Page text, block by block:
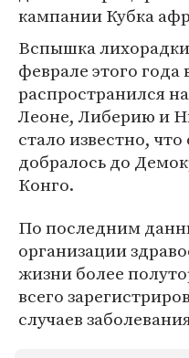
кампании Кубка
Вспышка
феврале этого года
распространился
Леоне, Либерию и
стало известно,
добралось до
Конго.
По последним
организации
жизни более
всего
случаев